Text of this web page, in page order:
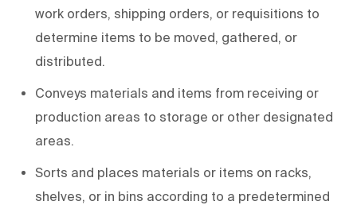
work orders, shipping orders, or requisitions to
determine items to be moved, gathered, or
distributed.
Conveys materials and items from receiving or
production areas to storage or other designated
areas.
Sorts and places materials or items on racks,
shelves, or in bins according to a predetermined